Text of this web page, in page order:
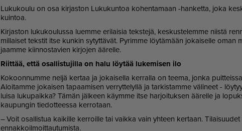
Lu­ku­kou­lu on osa kir­jas­ton Lu­ku­kun­toa ko­hen­ta­maan -han­ket­ta, joka
kuin­toa.
Kir­jas­ton lu­ku­kou­lus­sa lu­em­me eri­lai­sia teks­te­jä, kes­kus­te­lem­me niis­tä
mil­lai­set teks­tit it­se kun­kin sy­tyt­tä­vät. Py­rim­me löy­tä­mään jo­kai­sel­le oman
jaam­me kiin­nos­ta­vien kir­jo­jen ää­rel­le.
Riit­tää, et­tä osal­lis­tu­jil­la on halu löy­tää lu­ke­mi­sen ilo
Ko­koon­num­me nel­jä ker­taa ja jo­kai­sel­la ker­ral­la on tee­ma, jon­ka
Aloi­tam­me jo­kai­sen ta­paa­mi­sen ver­ryt­te­lyl­lä ja tar­kis­tam­me vä­li­neet -
lui­sa lu­ku­paik­ka? Tä­män jäl­keen käym­me it­se har­joi­tuk­sen ää­rel­le ja
kau­pun­gin tie­dot­tees­sa ker­ro­taan.
– Voit osal­lis­tua kai­kil­le ker­roil­le tai vaik­ka vain yh­teen ker­taan.
en­nak­koil­moit­tau­tu­mis­ta.